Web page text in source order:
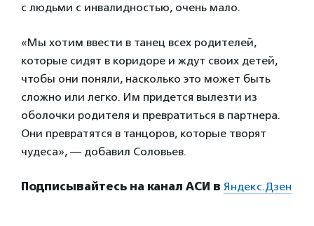
с людьми с инвалидностью, очень мало.
«Мы хотим ввести в танец всех родителей,
которые сидят в коридоре и ждут своих детей,
чтобы они поняли, насколько это может быть
сложно или легко. Им придется вылезти из
оболочки родителя и превратиться в партнера.
Они превратятся в танцоров, которые творят
чудеса», — добавил Соловьев.
Подписывайтесь на канал АСИ в Яндекс.Дзен